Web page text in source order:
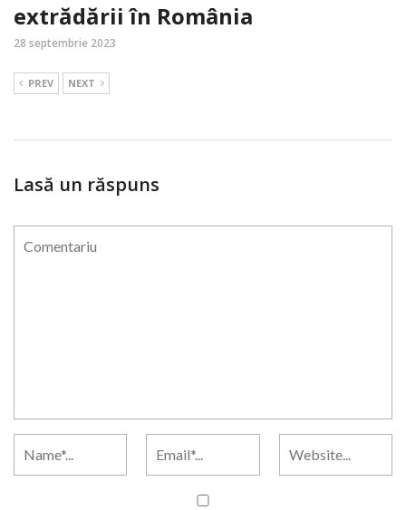
extrădării în România
28 septembrie 2023
PREV NEXT
Lasă un răspuns